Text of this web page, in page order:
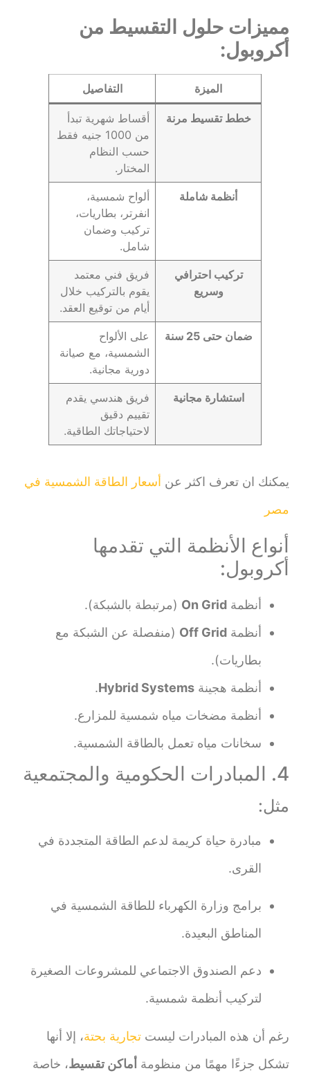
مميزات حلول التقسيط من
أكروبول:
الميزة التفاصيل
خطط تقسيط مرنة
أقساط شهرية تبدأ
من 1000 جنيه فقط
حسب النظام
المختار.
أنظمة شاملة
ألواح شمسية،
انفرتر، بطاريات،
تركيب وضمان
شامل.
تركيب احترافي
وسريع
فريق فني معتمد
يقوم بالتركيب خلال
أيام من توقيع العقد.
ضمان حتى 25 سنة
على الألواح
الشمسية، مع صيانة
دورية مجانية.
استشارة مجانية
فريق هندسي يقدم
تقييم دقيق
لاحتياجاتك الطاقية.
يمكنك ان تعرف اكثر عنأسعار الطاقة الشمسية في
مصر
أنواع الأنظمة التي تقدمها
أكروبول:
أنظمةOn Grid(مرتبطة بالشبكة).
أنظمةOff Grid(منفصلة عن الشبكة مع
بطاريات).
أنظمة هجينةHybrid Systems
.
أنظمة مضخات مياه شمسية للمزارع.
سخانات مياه تعمل بالطاقة الشمسية.
مثل:
مبادرة حياة كريمة لدعم الطاقة المتجددة في
القرى.
برامج وزارة الكهرباء للطاقة الشمسية في
المناطق البعيدة.
دعم الصندوق الاجتماعي للمشروعات الصغيرة
لتركيب أنظمة شمسية.
رغم أن هذه المبادرات ليستتجارية بحتة، إلا أنها
تشكل جزءًا مهمًا من منظومةأماكن تقسيط، خاصة